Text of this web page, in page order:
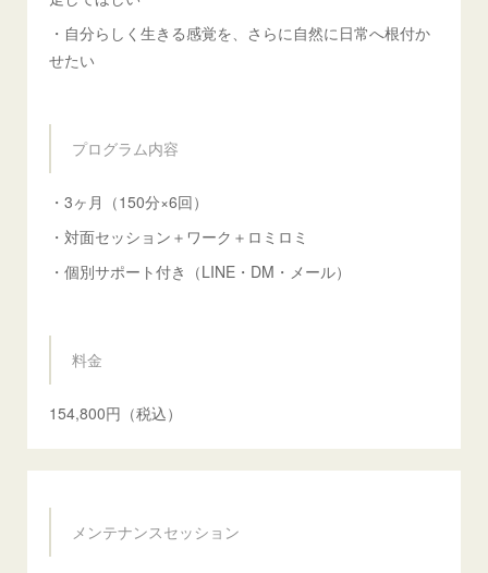
・自分らしく生きる感覚を、さらに自然に日常へ根付か
せたい
プログラム内容
・3ヶ月（150分×6回）
・対面セッション＋ワーク＋ロミロミ
・個別サポート付き（LINE・DM・メール）
料金
154,800円（税込）
メンテナンスセッション